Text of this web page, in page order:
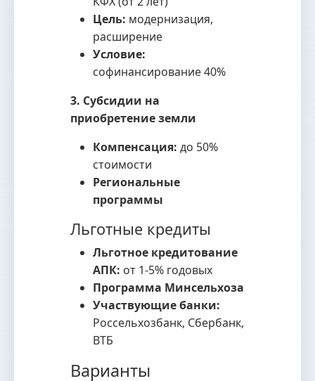
Цель: модернизация,
расширение
Условие:
софинансирование 40%
3. Субсидии на
приобретение земли
Компенсация: до 50%
стоимости
Региональные
программы
Льготные кредиты
Льготное кредитование
АПК: от 1-5% годовых
Программа Минсельхоза
Участвующие банки:
Россельхозбанк, Сбербанк,
ВТБ
Варианты